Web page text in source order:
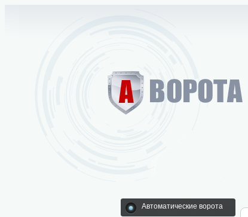
Автоматические ворота